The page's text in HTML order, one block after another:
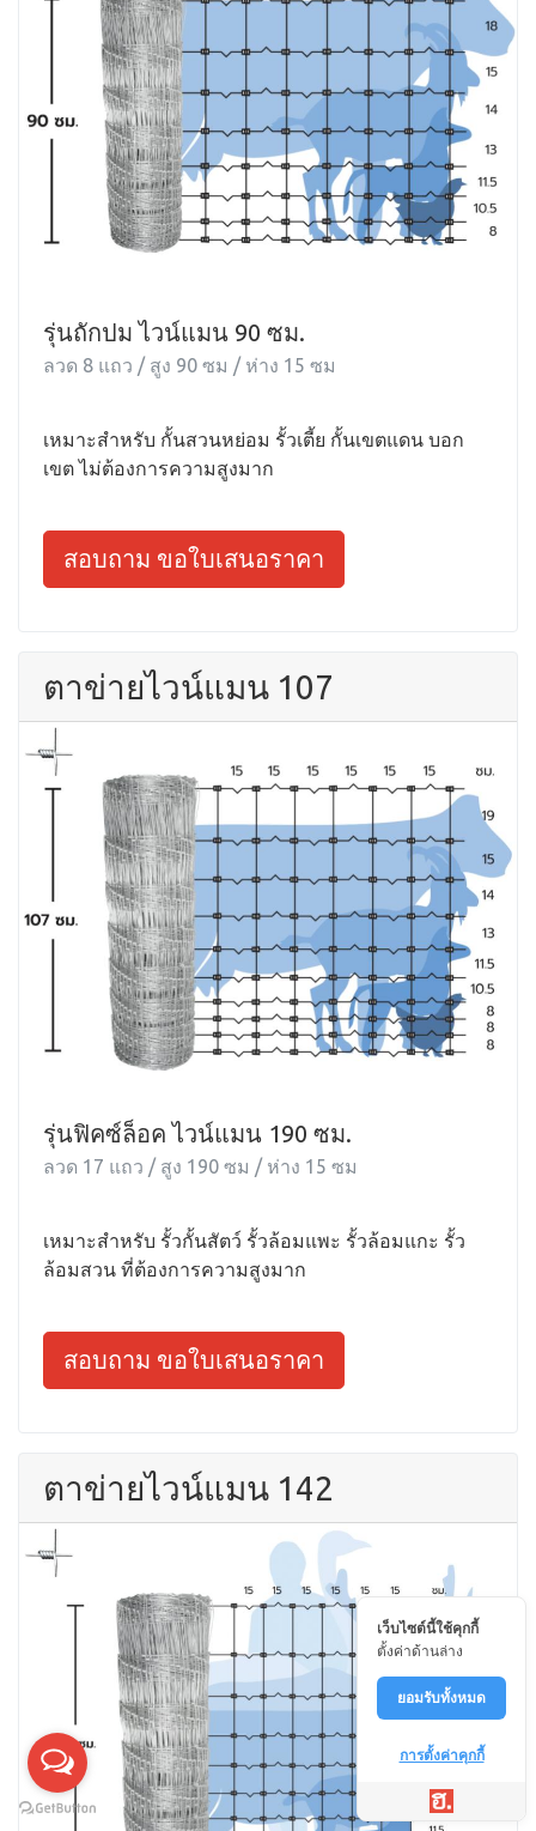
รุ่นถักปม ไวน์แมน 90 ซม.
ลวด 8 แถว / สูง 90 ซม / ห่าง 15 ซม
เหมาะสำหรับ กั้นสวนหย่อม รั้วเตี้ย กั้นเขตแดน บอก
เขต ไม่ต้องการความสูงมาก
สอบถาม ขอใบเสนอราคา
ตาข่ายไวน์แมน 107
รุ่นฟิคซ์ล็อค ไวน์แมน 190 ซม.
ลวด 17 แถว / สูง 190 ซม / ห่าง 15 ซม
เหมาะสำหรับ รั้วกั้นสัตว์ รั้วล้อมแพะ รั้วล้อมแกะ รั้ว
ล้อมสวน ที่ต้องการความสูงมาก
สอบถาม ขอใบเสนอราคา
ตาข่ายไวน์แมน 142
เว็บไซต์นี้ใช้คุกกี้
ตั้งค่าด้านล่าง
ยอมรับทั้งหมด
การตั้งค่าคุกกี้